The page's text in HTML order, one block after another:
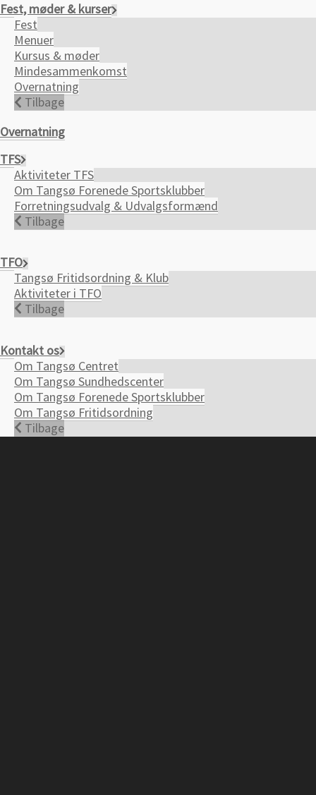
Fest, møder & kurser
Fest
Menuer
Kursus & møder
Mindesammenkomst
Overnatning
Tilbage
Overnatning
TFS
Aktiviteter TFS
Om Tangsø Forenede Sportsklubber
Forretningsudvalg & Udvalgsformænd
Tilbage
TFO
Tangsø Fritidsordning & Klub
Aktiviteter i TFO
Tilbage
Kontakt os
Om Tangsø Centret
Om Tangsø Sundhedscenter
Om Tangsø Forenede Sportsklubber
Om Tangsø Fritidsordning
Tilbage